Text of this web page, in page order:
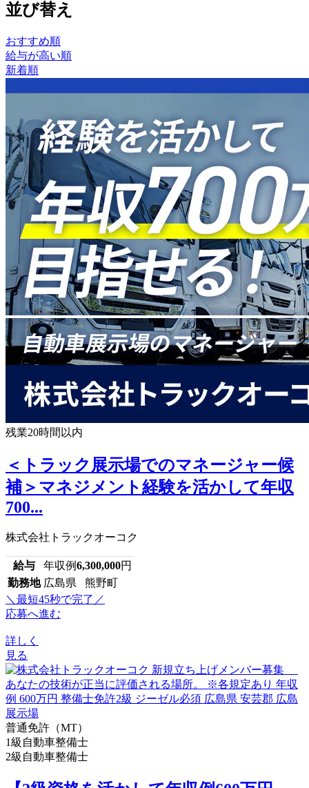
並び替え
おすすめ順
給与が高い順
新着順
残業20時間以内
＜トラック展示場でのマネージャー候
補＞マネジメント経験を活かして年収
700...
株式会社トラックオーコク
給与 年収例6,300,000円
勤務地 広島県 熊野町
＼最短45秒で完了／
応募へ進む
詳しく
見る
普通免許（MT）
1級自動車整備士
2級自動車整備士